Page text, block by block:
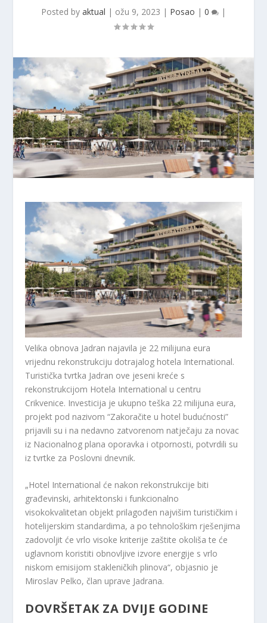
Posted by aktual | ožu 9, 2023 | Posao | 0 |
Velika obnova Jadran najavila je 22 milijuna eura
vrijednu rekonstrukciju dotrajalog hotela International.
Turistička tvrtka Jadran ove jeseni kreće s
rekonstrukcijom Hotela International u centru
Crikvenice. Investicija je ukupno teška 22 milijuna eura,
projekt pod nazivom “Zakoračite u hotel budućnosti”
prijavili su i na nedavno zatvorenom natječaju za novac
iz Nacionalnog plana oporavka i otpornosti, potvrdili su
iz tvrtke za Poslovni dnevnik.
„Hotel International će nakon rekonstrukcije biti
građevinski, arhitektonski i funkcionalno
visokokvalitetan objekt prilagođen najvišim turističkim i
hotelijerskim standardima, a po tehnološkim rješenjima
zadovoljit će vrlo visoke kriterije zaštite okoliša te će
uglavnom koristiti obnovljive izvore energije s vrlo
niskom emisijom stakleničkih plinova“, objasnio je
Miroslav Pelko, član uprave Jadrana.
DOVRŠETAK ZA DVIJE GODINE